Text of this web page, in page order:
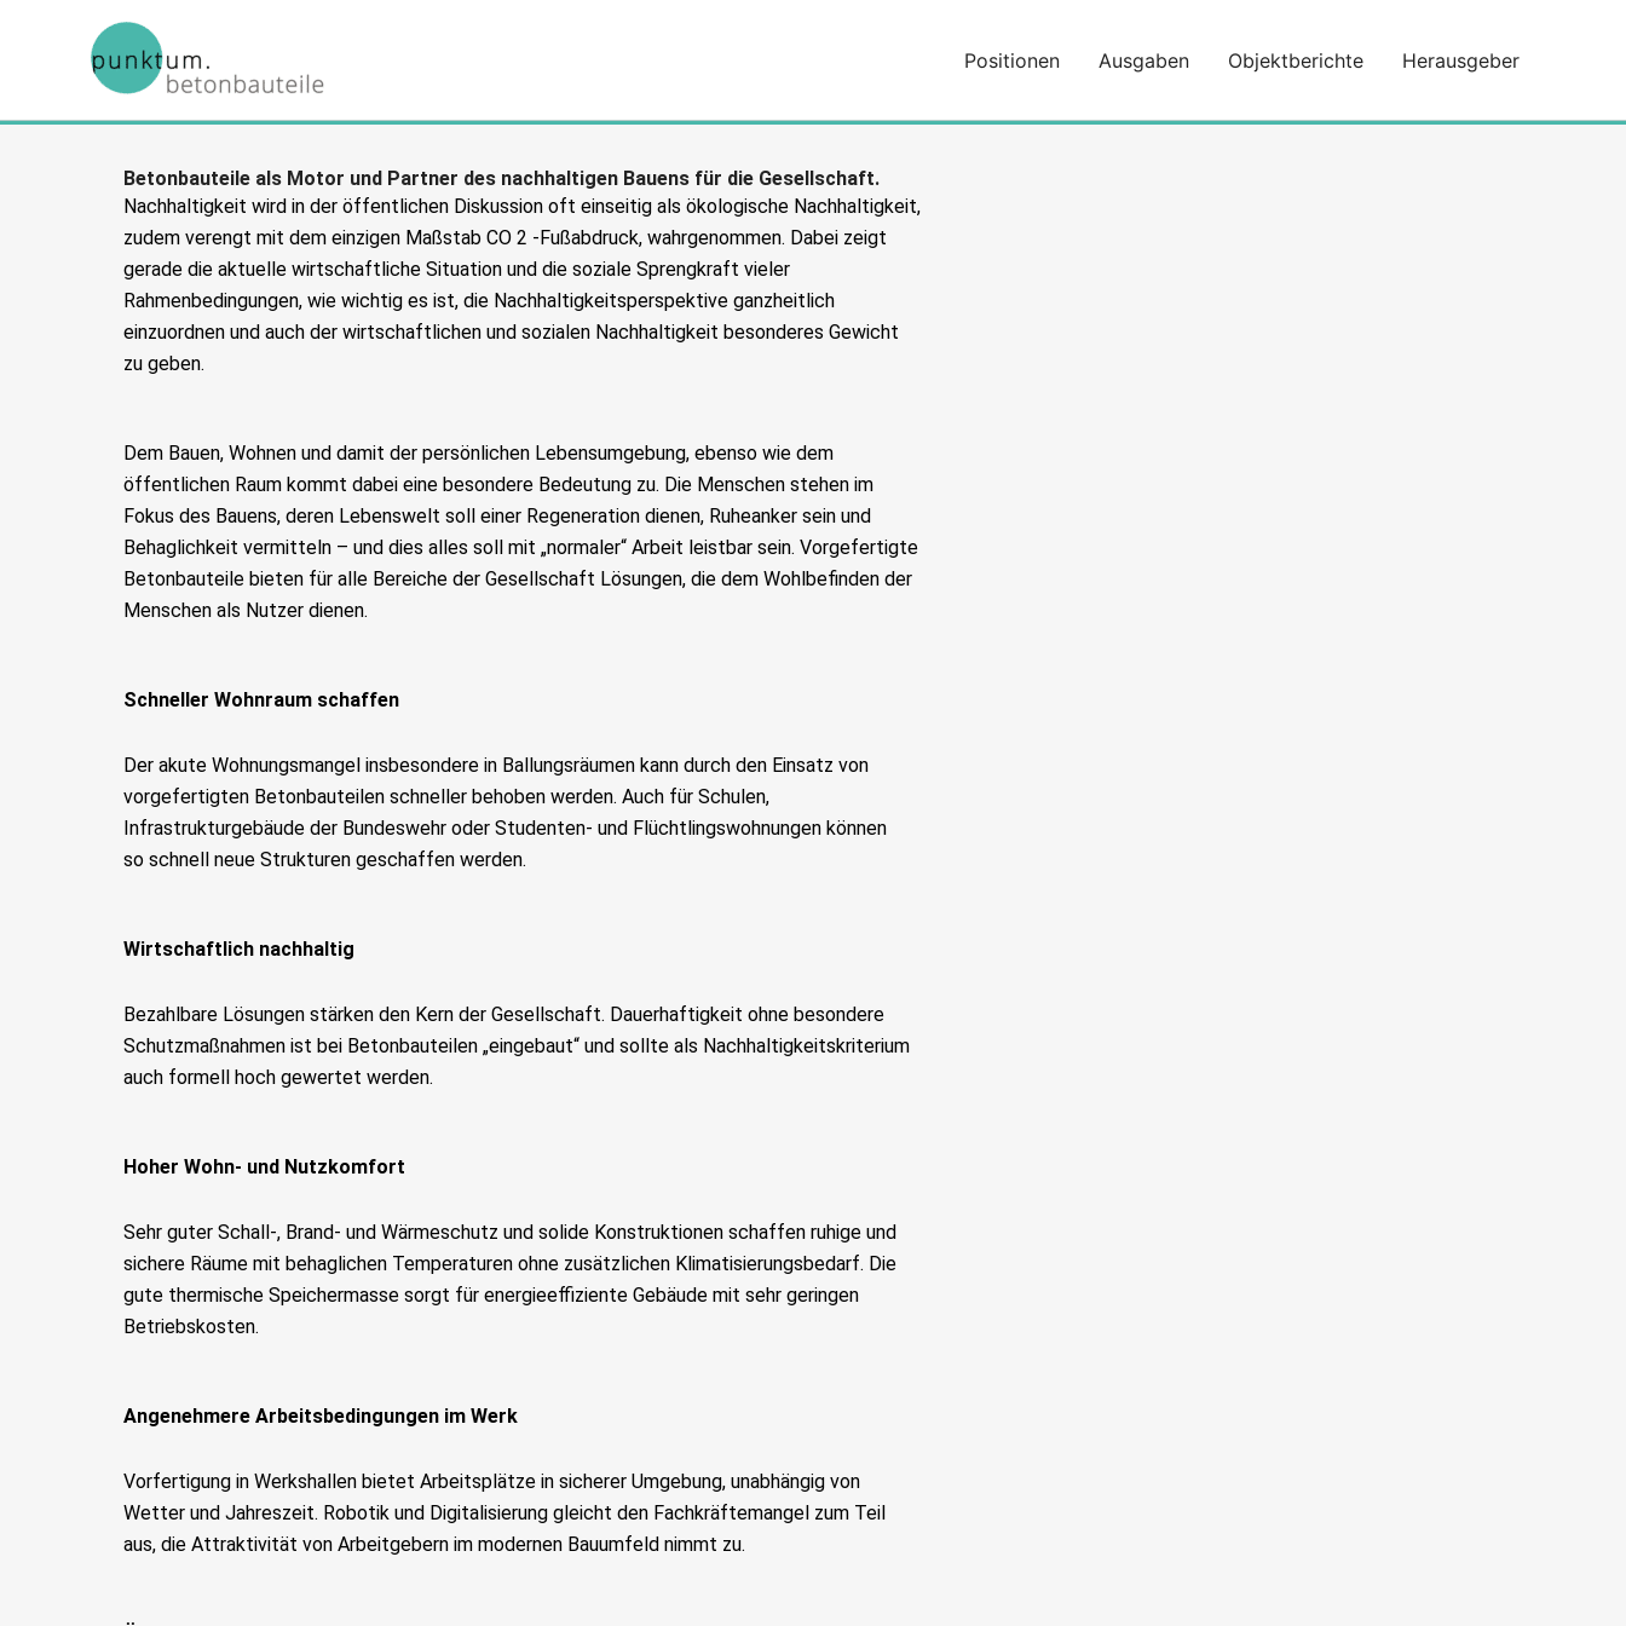
Positionen Ausgaben Objektberichte Herausgeber
Betonbauteile als Motor und Partner des nachhaltigen Bauens für die Gesellschaft.
Nachhaltigkeit wird in der öffentlichen Diskussion oft einseitig als ökologische Nachhaltigkeit,
zudem verengt mit dem einzigen Maßstab CO 2 -Fußabdruck, wahrgenommen. Dabei zeigt
gerade die aktuelle wirtschaftliche Situation und die soziale Sprengkraft vieler
Rahmenbedingungen, wie wichtig es ist, die Nachhaltigkeitsperspektive ganzheitlich
einzuordnen und auch der wirtschaftlichen und sozialen Nachhaltigkeit besonderes Gewicht
zu geben.
Dem Bauen, Wohnen und damit der persönlichen Lebensumgebung, ebenso wie dem
öffentlichen Raum kommt dabei eine besondere Bedeutung zu. Die Menschen stehen im
Fokus des Bauens, deren Lebenswelt soll einer Regeneration dienen, Ruheanker sein und
Behaglichkeit vermitteln – und dies alles soll mit „normaler“ Arbeit leistbar sein. Vorgefertigte
Betonbauteile bieten für alle Bereiche der Gesellschaft Lösungen, die dem Wohlbefinden der
Menschen als Nutzer dienen.
Schneller Wohnraum schaffen
Der akute Wohnungsmangel insbesondere in Ballungsräumen kann durch den Einsatz von
vorgefertigten Betonbauteilen schneller behoben werden. Auch für Schulen,
Infrastrukturgebäude der Bundeswehr oder Studenten- und Flüchtlingswohnungen können
so schnell neue Strukturen geschaffen werden.
Wirtschaftlich nachhaltig
Bezahlbare Lösungen stärken den Kern der Gesellschaft. Dauerhaftigkeit ohne besondere
Schutzmaßnahmen ist bei Betonbauteilen „eingebaut“ und sollte als Nachhaltigkeitskriterium
auch formell hoch gewertet werden.
Hoher Wohn- und Nutzkomfort
Sehr guter Schall-, Brand- und Wärmeschutz und solide Konstruktionen schaffen ruhige und
sichere Räume mit behaglichen Temperaturen ohne zusätzlichen Klimatisierungsbedarf. Die
gute thermische Speichermasse sorgt für energieeffiziente Gebäude mit sehr geringen
Betriebskosten.
Angenehmere Arbeitsbedingungen im Werk
Vorfertigung in Werkshallen bietet Arbeitsplätze in sicherer Umgebung, unabhängig von
Wetter und Jahreszeit. Robotik und Digitalisierung gleicht den Fachkräftemangel zum Teil
aus, die Attraktivität von Arbeitgebern im modernen Bauumfeld nimmt zu.